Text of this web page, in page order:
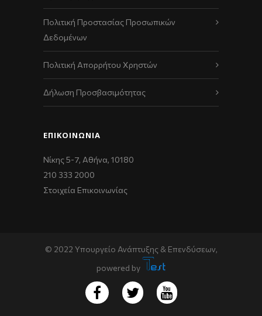
Πολιτική Προστασίας Προσωπικών
Δεδομένων
Πολιτική Απορρήτου Χρηστών
Δήλωση Προσβασιμότητας
ΕΠΙΚΟΙΝΩΝΊΑ
Νίκης 5-7, Αθήνα, 10180
210 333 2000
Στοιχεία Επικοινωνίας
© 2022 Υπουργείο Ανάπτυξης & Επενδύσεων,
powered by